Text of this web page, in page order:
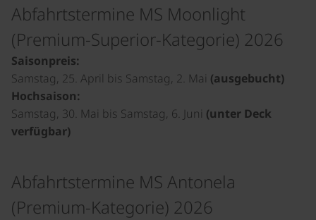
Abfahrtstermine MS Moonlight
(Premium-Superior-Kategorie) 2026
Saisonpreis:
Samstag, 25. April bis Samstag, 2. Mai (ausgebucht)
Hochsaison:
Samstag, 30. Mai bis Samstag, 6. Juni (unter Deck
verfügbar)
Abfahrtstermine MS Antonela
(Premium-Kategorie) 2026